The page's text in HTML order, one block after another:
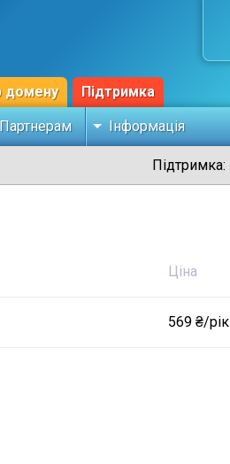
домену Підтримка
Партнерам Інформація
Підтримка:
Ціна
569 ₴/рік